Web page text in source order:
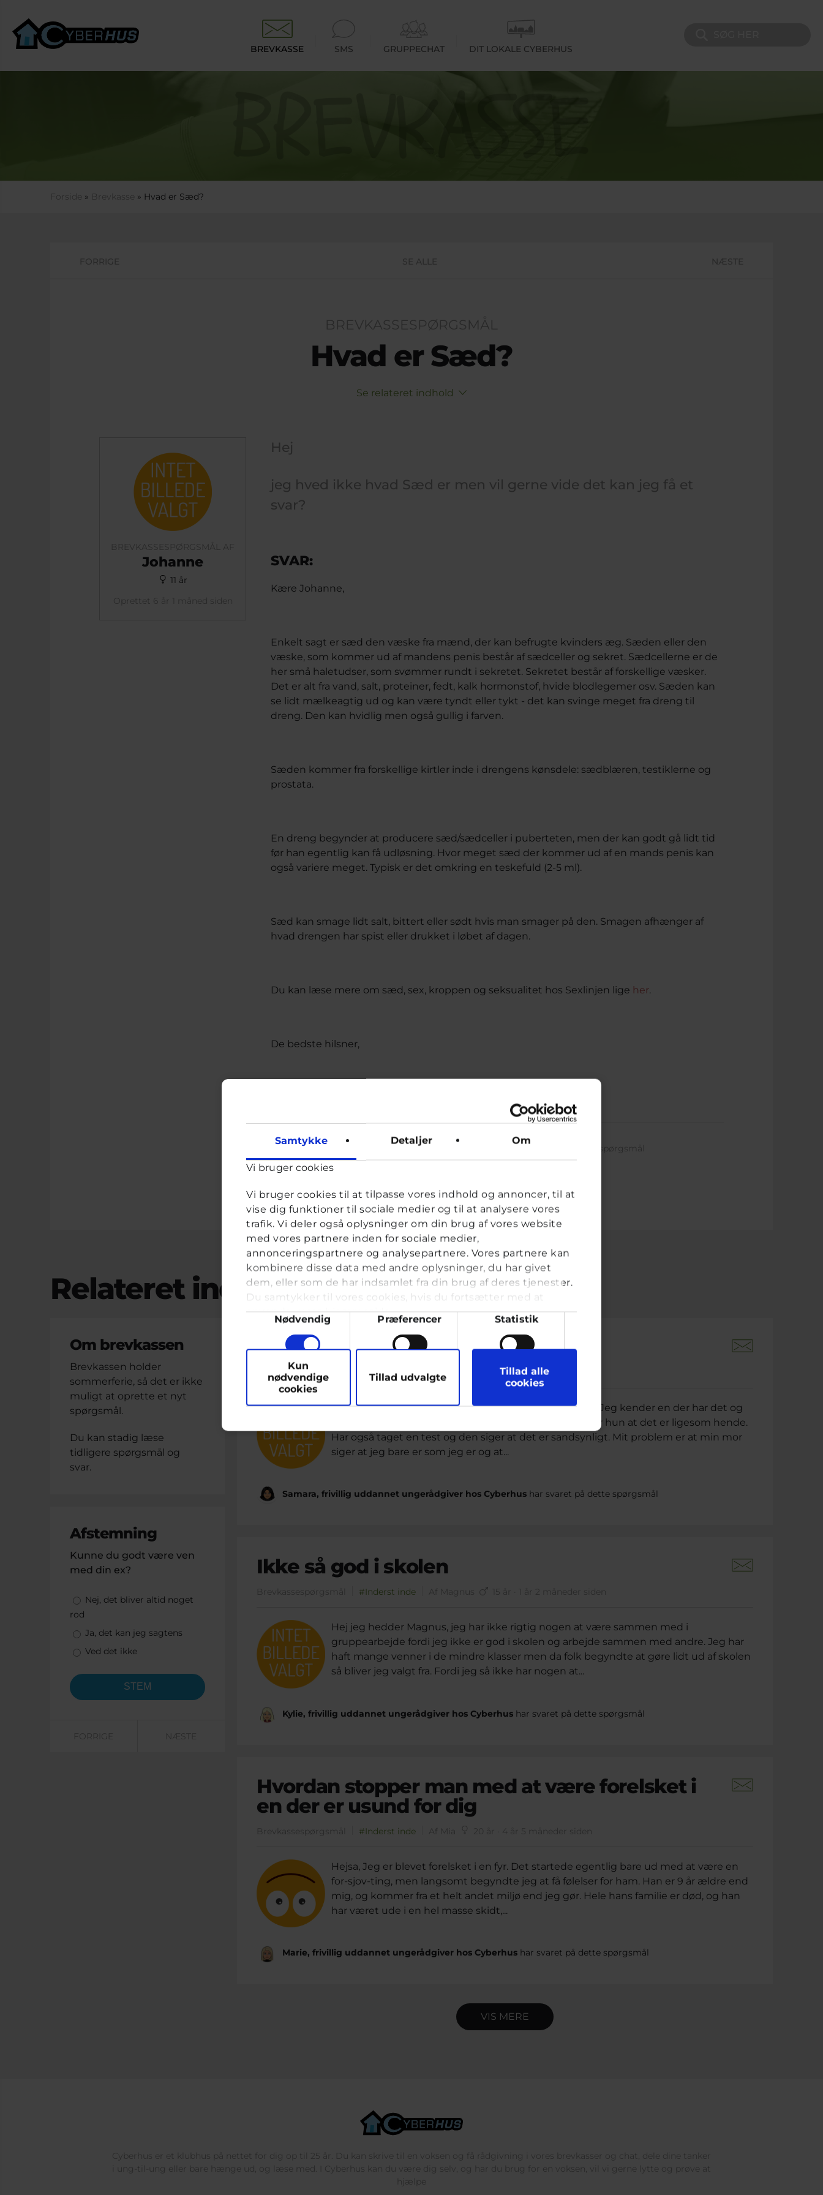
Samtykke Detaljer Om
Vi bruger cookies
Vi bruger cookies til at tilpasse vores indhold og annoncer, til at
vise dig funktioner til sociale medier og til at analysere vores
trafik. Vi deler også oplysninger om din brug af vores website
med vores partnere inden for sociale medier,
annonceringspartnere og analysepartnere. Vores partnere kan
kombinere disse data med andre oplysninger, du har givet
dem, eller som de har indsamlet fra din brug af deres tjenester.
Du samtykker til vores cookies, hvis du fortsætter med at
anvende vores hjemmeside.
Samtykkevalg
Nødvendig Præferencer Statistik
Marketing
Kun
nødvendige
cookies
Tillad udvalgte
Tillad alle
cookies
BREVKASSE SMS GRUPPECHAT DIT LOKALE CYBERHUS
Du er her
Forside » Brevkasse » Hvad er Sæd?
FORRIGE SE ALLE NÆSTE
BREVKASSESPØRGSMÅL
Hvad er Sæd?
Se relateret indhold
BREVKASSESPØRGSMÅL AF
Johanne
11 år
Oprettet 6 år 1 måned siden
Hej
jeg hved ikke hvad Sæd er men vil gerne vide det kan jeg få et
svar?
SVAR:
Kære Johanne,
Enkelt sagt er sæd den væske fra mænd, der kan befrugte kvinders æg. Sæden eller den
væske, som kommer ud af mandens penis består af sædceller og sekret. Sædcellerne er de
her små haletudser, som svømmer rundt i sekretet. Sekretet består af forskellige væsker.
Det er alt fra vand, salt, proteiner, fedt, kalk hormonstof, hvide blodlegemer osv. Sæden kan
se lidt mælkeagtig ud og kan være tyndt eller tykt - det kan svinge meget fra dreng til
dreng. Den kan hvidlig men også gullig i farven.
Sæden kommer fra forskellige kirtler inde i drengens kønsdele: sædblæren, testiklerne og
prostata.
En dreng begynder at producere sæd/sædceller i puberteten, men der kan godt gå lidt tid
før han egentlig kan få udløsning. Hvor meget sæd der kommer ud af en mands penis kan
også variere meget. Typisk er det omkring en teskefuld (2-5 ml).
Sæd kan smage lidt salt, bittert eller sødt hvis man smager på den. Smagen afhænger af
hvad drengen har spist eller drukket i løbet af dagen.
Du kan læse mere om sæd, sex, kroppen og seksualitet hos Sexlinjen lige her.
De bedste hilsner,
Johan, frivillig uddannet ungerådgiver hos Cyberhus har svaret på dette spørgsmål
Relateret indhold
Om brevkassen
Brevkassen holder
sommerferie, så det er ikke
muligt at oprette et nyt
spørgsmål.
Du kan stadig læse
tidligere spørgsmål og
svar.
Afstemning
Kunne du godt være ven
med din ex?
Valgmuligheder
Nej, det bliver altid noget
rod
Ja, det kan jeg sagtens
Ved det ikke
FORRIGE NÆSTE
Tror jeg har autisme
Brevkassespørgsmål #Inderst inde Af Ano 16 år · 1 år 6 måneder siden
Ja som overskriften siger så tror jeg at jeg har autisme. Jeg kender en der har det og
noget r jeg fortæller hende hvordan jeg har det så siger hun at det er ligesom hende.
Har også taget en test og den siger at det er sandsynligt. Mit problem er at min mor
siger at jeg bare er som jeg er og at...
Samara, frivillig uddannet ungerådgiver hos Cyberhus har svaret på dette spørgsmål
Ikke så god i skolen
Brevkassespørgsmål #Inderst inde Af Magnus 15 år · 1 år 2 måneder siden
Hej jeg hedder Magnus, jeg har ikke rigtig nogen at være sammen med i
gruppearbejde fordi jeg ikke er god i skolen og arbejde sammen med andre. Jeg har
haft mange venner i de mindre klasser men da folk begyndte at gøre lidt ud af skolen
så bliver jeg valgt fra. Fordi jeg så ikke har nogen at...
Kylie, frivillig uddannet ungerådgiver hos Cyberhus har svaret på dette spørgsmål
Hvordan stopper man med at være forelsket i
en der er usund for dig
Brevkassespørgsmål #Inderst inde Af Mia 20 år · 4 år 5 måneder siden
Hejsa, Jeg er blevet forelsket i en fyr. Det startede egentlig bare ud med at være en
for-sjov-ting, men langsomt begyndte jeg at få følelser for ham. Han er 9 år ældre end
mig, og kommer fra et helt andet miljø end jeg gør. Hele hans familie er død, og han
har været ude i en hel masse skidt,...
Marie, frivillig uddannet ungerådgiver hos Cyberhus har svaret på dette spørgsmål
VIS MERE
Cyberhus er et klubhus på nettet for dig op til 25 år. Du kan skrive til en voksen og få rådgivning i vores brevkasser og chat, dele dine tanker
i ung-til-ung eller bare hænge ud, og læse med. I Cyberhus kan du være dig selv, og har du brug for en voksen, vil vi gerne lytte og prøve at
hjælpe